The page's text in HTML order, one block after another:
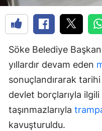
Söke Belediye
yıllardır devam eden
sonuçlandırarak
devlet borçlarıyla
taşınmazlarıyla
kavuşturuldu.